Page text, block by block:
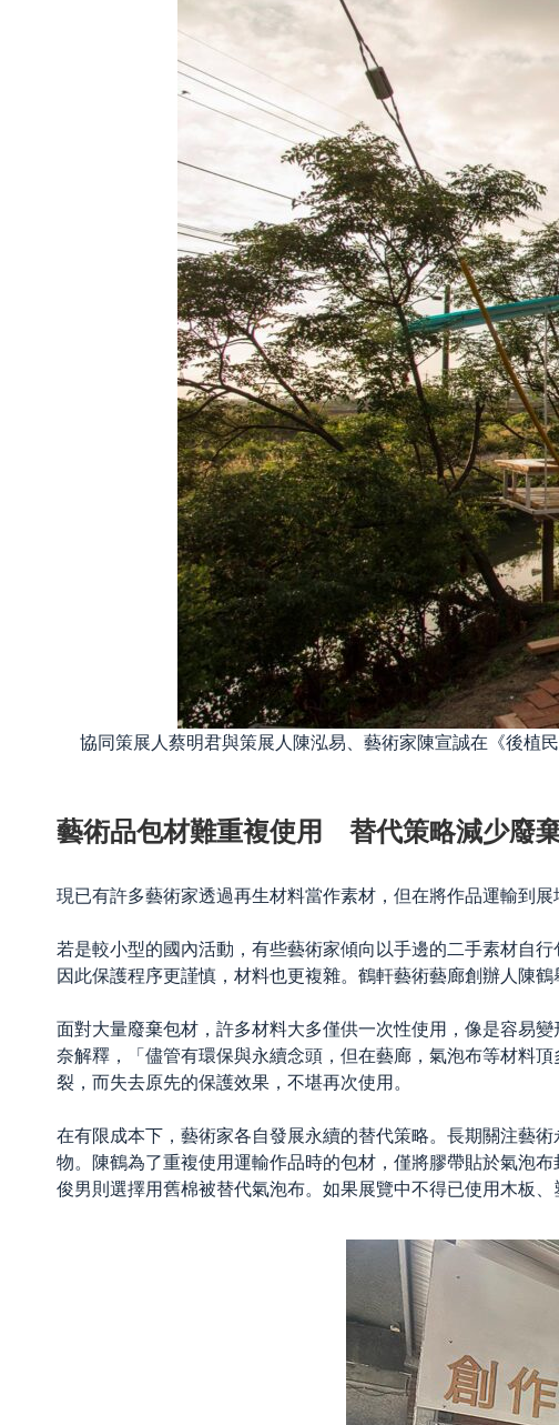
協同策展人蔡明君與策展人陳泓易、藝術家陳宣誠在《後
藝術品包材難重複使用 替代策略減少廢
現已有許多藝術家透過再生材料當作素材，但在將作品運輸到
若是較小型的國內活動，有些藝術家傾向以手邊的二手素材自
因此保護程序更謹慎，材料也更複雜。 鶴軒藝術藝廊創辦人陳鶴
面對大量廢棄包材，許多材料大多僅供一次性使用，像是容易
奈解釋，「儘管有環保與永續念頭，但在藝廊，氣泡布等材料
裂，而失去原先的保護效果，不堪再次使用。
在有限成本下，藝術家各自發展永續的替代策略。長期關注藝
物。陳鶴為了重複使用運輸作品時的包材，僅將膠帶貼於氣泡布
俊男則選擇用舊棉被替代氣泡布。如果展覽中不得已使用木板